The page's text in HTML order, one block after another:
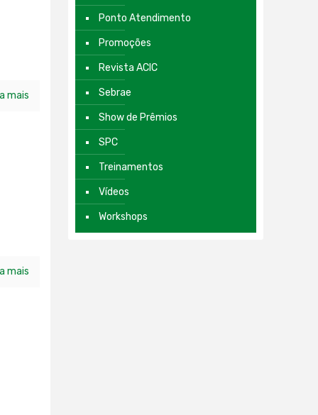
mais
mais
Ponto Atendimento
Promoções
Revista ACIC
Sebrae
Show de Prêmios
SPC
Treinamentos
Vídeos
Workshops